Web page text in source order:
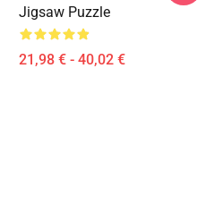
Jigsaw Puzzle
21,98 € - 40,02 €